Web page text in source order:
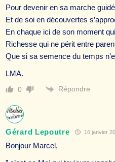
Pour devenir en sa marche
Et de soi en découvertes
En chaque ici de son moment
Richesse qui ne périt entre
Que si sa semence du temps
LMA.
0 Répondre
Gérard Lepoutre 16 janvier
Bonjour Marcel,